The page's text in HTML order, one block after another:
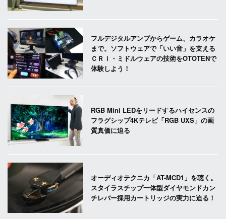
フルデジタルアンプからゲーム、カラオケ
まで。ソフトウェアで「いい音」を支える
ＣＲＩ・ミドルウェアの技術をOTOTENで
体験しよう！
RGB Mini LEDをリードするハイセンスの
フラグシップ4Kテレビ「RGB UXS」の画
質真価に迫る
オーディオテクニカ「AT-MCD1」を聴く。
スタイラスチップ一体型ダイヤモンドカン
チレバー採用カートリッジの実力に迫る！